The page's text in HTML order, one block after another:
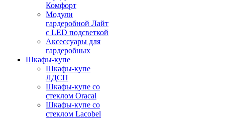
Комфорт
Модули
гардеробной Лайт
с LED подсветкой
Аксессуары для
гардеробных
Шкафы-купе
Шкафы-купе
ЛДСП
Шкафы-купе со
стеклом Oracal
Шкафы-купе со
стеклом Lacobel